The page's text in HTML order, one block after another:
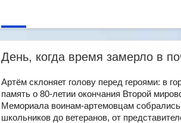
День, когда время замерло в
Артём склоняет голову перед героями: в
память о 80-летии окончания Второй
Мемориала воинам-артемовцам собрались
школьников до ветеранов, от